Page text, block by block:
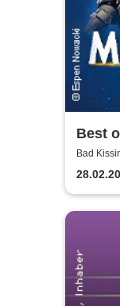
Best
aus
Bad